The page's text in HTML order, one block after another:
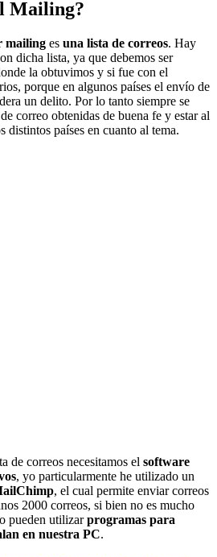
Mailing?
mailing es una lista de correos. Hay
dicha lista, ya que debemos ser
la obtuvimos y si fue con el
porque en algunos países el envío de
un delito. Por lo tanto siempre se
correo obtenidas de buena fe y estar al
distintos países en cuanto al tema.
de correos necesitamos el software
, yo particularmente he utilizado un
, el cual permite enviar correos
2000 correos, si bien no es mucho
pueden utilizarprogramas para
en nuestra PC.